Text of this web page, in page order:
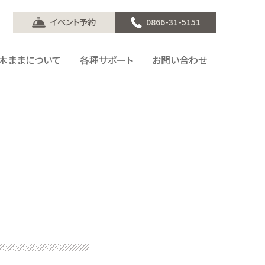
イベント予約 0866-31-5151
ままについて 各種サポート お問い合わせ